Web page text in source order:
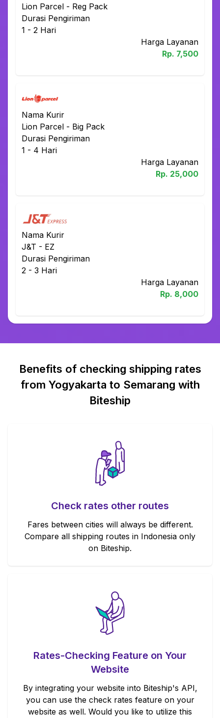
Lion Parcel - Reg Pack
Durasi Pengiriman
1 - 2 Hari
Harga Layanan
Rp. 7,500
Nama Kurir
Lion Parcel - Big Pack
Durasi Pengiriman
1 - 4 Hari
Harga Layanan
Rp. 25,000
Nama Kurir
J&T - EZ
Durasi Pengiriman
2 - 3 Hari
Harga Layanan
Rp. 8,000
Benefits of checking shipping rates
from Yogyakarta to Semarang with
Biteship
Check rates other routes
Fares between cities will always be different.
Compare all shipping routes in Indonesia only
on Biteship.
Rates-Checking Feature on Your
Website
By integrating your website into Biteship's API,
you can use the check rates feature on your
website as well. Would you like to utilize this